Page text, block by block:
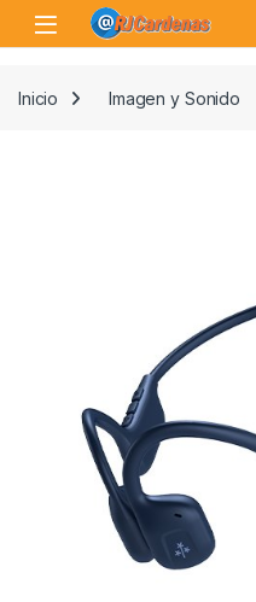
Skip to navigation
Skip to content
Open
Inicio Imagen y Sonido